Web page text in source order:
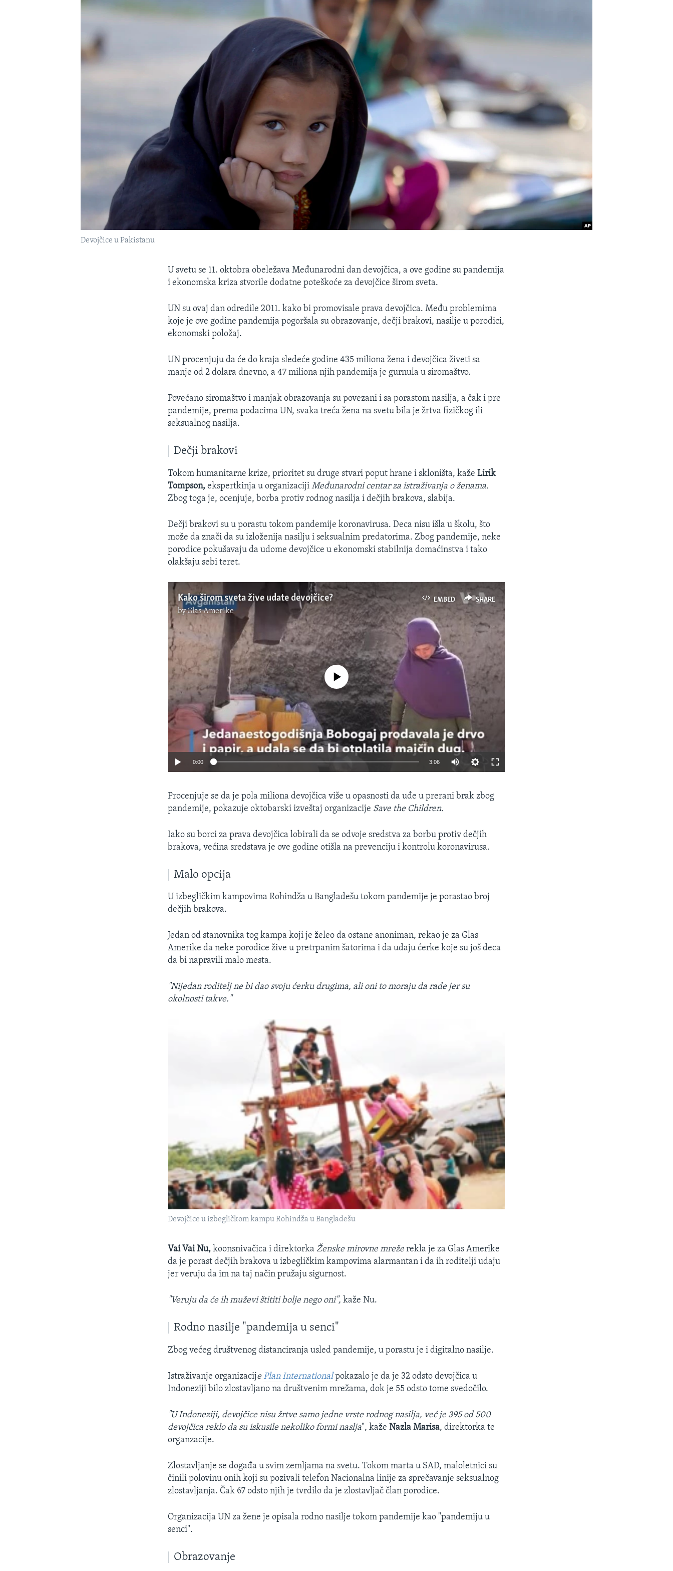
Devojčice u Pakistanu
U svetu se 11. oktobra obeležava Međunarodni dan devojčica, a ove godine su pandemija
i ekonomska kriza stvorile dodatne poteškoće za devojčice širom sveta.
UN su ovaj dan odredile 2011. kako bi promovisale prava devojčica. Među problemima
koje je ove godine pandemija pogoršala su obrazovanje, dečji brakovi, nasilje u porodici,
ekonomski položaj.
UN procenjuju da će do kraja sledeće godine 435 miliona žena i devojčica živeti sa
manje od 2 dolara dnevno, a 47 miliona njih pandemija je gurnula u siromaštvo.
Povećano siromaštvo i manjak obrazovanja su povezani i sa porastom nasilja, a čak i pre
pandemije, prema podacima UN, svaka treća žena na svetu bila je žrtva fizičkog ili
seksualnog nasilja.
Dečji brakovi
Tokom humanitarne krize, prioritet su druge stvari poput hrane i skloništa, kažeLirik
Tompson, ekspertkinja u organizaciji Međunarodni centar za istraživanja o ženama.
Zbog toga je, ocenjuje, borba protiv rodnog nasilja i dečjih brakova, slabija.
Dečji brakovi su u porastu tokom pandemije koronavirusa. Deca nisu išla u školu, što
može da znači da su izloženija nasilju i seksualnim predatorima. Zbog pandemije, neke
porodice pokušavaju da udome devojčice u ekonomski stabilnija domaćinstva i tako
olakšaju sebi teret.
EMBED SHARE
Kako širom sveta žive udate devojčice?
byGlas Amerike
SHARE
No media source currently available
0:00 3:06
Procenjuje se da je pola miliona devojčica više u opasnosti da uđe u prerani brak zbog
pandemije, pokazuje oktobarski izveštaj organizacije Save the Children.
Iako su borci za prava devojčica lobirali da se odvoje sredstva za borbu protiv dečjih
brakova, većina sredstava je ove godine otišla na prevenciju i kontrolu koronavirusa.
Malo opcija
U izbegličkim kampovima Rohindža u Bangladešu tokom pandemije je porastao broj
dečjih brakova.
Jedan od stanovnika tog kampa koji je želeo da ostane anoniman, rekao je za Glas
Amerike da neke porodice žive u pretrpanim šatorima i da udaju ćerke koje su još deca
da bi napravili malo mesta.
"Nijedan roditelj ne bi dao svoju ćerku drugima, ali oni to moraju da rade jer su
okolnosti takve."
Devojčice u izbegličkom kampu Rohindža u Bangladešu
Vai Vai Nu,koonsnivačica i direktorkaŽenske mirovne mrežerekla je za Glas Amerike
da je porast dečjih brakova u izbegličkim kampovima alarmantan i da ih roditelji udaju
jer veruju da im na taj način pružaju sigurnost.
"Veruju da će ih muževi štititi bolje nego oni", kaže Nu.
Rodno nasilje "pandemija u senci"
Zbog većeg društvenog distanciranja usled pandemije, u porastu je i digitalno nasilje.
Istraživanje organizacije Plan International pokazalo je da je 32 odsto devojčica u
Indoneziji bilo zlostavljano na društvenim mrežama, dok je 55 odsto tome svedočilo.
"U Indoneziji, devojčice nisu žrtve samo jedne vrste rodnog nasilja, već je 395 od 500
devojčica reklo da su iskusile nekoliko formi naslja", kažeNazla Marisa, direktorka te
organzacije.
Zlostavljanje se događa u svim zemljama na svetu. Tokom marta u SAD, maloletnici su
činili polovinu onih koji su pozivali telefon Nacionalna linije za sprečavanje seksualnog
zlostavljanja. Čak 67 odsto njih je tvrdilo da je zlostavljač član porodice.
Organizacija UN za žene je opisala rodno nasilje tokom pandemije kao "pandemiju u
senci".
Obrazovanje